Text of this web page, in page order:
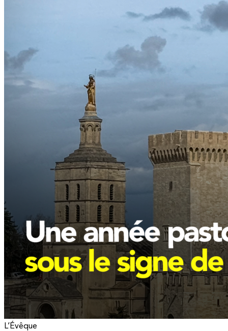
L’Évêque